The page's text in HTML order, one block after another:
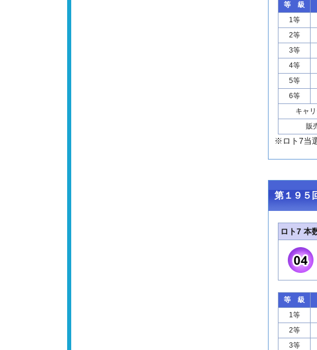
等 級
1等
2等
3等
4等
5等
6等
キャ
販
※ロト7当
第１９５
ロト7 本
等 級
1等
2等
3等